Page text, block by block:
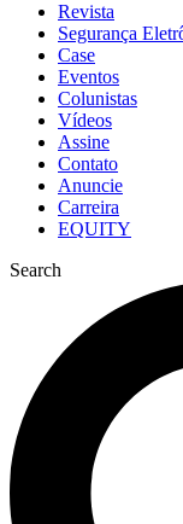
Revista
Segurança
Case
Eventos
Colunistas
Vídeos
Assine
Contato
Anuncie
Carreira
EQUITY
Search